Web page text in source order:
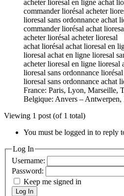
acheter lioresal en ligne achat
commander liorésal acheter
lioresal sans ordonnance achat
commander liorésal achat
acheter liorésal acheter lioresal
achat liorésal achat lioresal en
lioresal achat en ligne lioresal
acheter lioresal en ligne lioresal
lioresal sans ordonnance
lioresal sans ordonnance achat
France: Paris, Lyon, Marseille,
Belgique: Anvers –
Viewing 1 post (of 1 total)
You must be logged in to reply
Log In
Username:
Password:
Keep me signed in
Log In